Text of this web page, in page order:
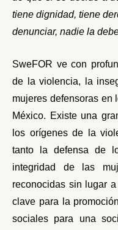
tiene dignidad, tiene
denunciar, nadie la
SweFOR ve con
de la violencia, la
mujeres defensoras en
México. Existe una
los orígenes de la
tanto la defensa de
integridad de las
reconocidas sin lugar
clave para la
sociales para una